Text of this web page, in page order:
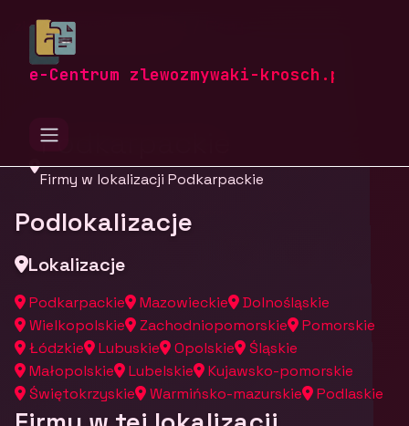
e-Centrum zlewozmywaki-krosch.pl
zlewozmywaki-krosch.pl
Firmy z województwa
Podkarpackie
Firmy w lokalizacji Podkarpackie
Podlokalizacje
Lokalizacje
Podkarpackie Mazowieckie
Dolnośląskie
Wielkopolskie
Zachodniopomorskie
Pomorskie
Łódzkie
Lubuskie Opolskie
Śląskie
Małopolskie
Lubelskie
Kujawsko-pomorskie
Świętokrzyskie
Warmińsko-mazurskie Podlaskie